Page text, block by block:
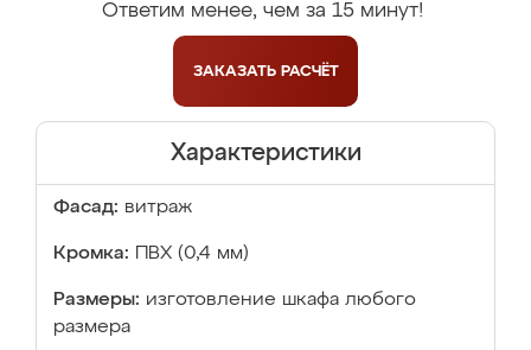
Ответим менее, чем за 15 минут!
ЗАКАЗАТЬ РАСЧЁТ
Характеристики
Фасад: витраж
Кромка: ПВХ (0,4 мм)
Размеры: изготовление шкафа любого
размера